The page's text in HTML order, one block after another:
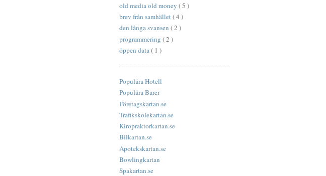
old media old money ( 5 )
brev från samhället( 4 )
den långa svansen ( 2 )
programmering ( 2 )
öppen data( 1 )
Populära Hotell
Populära Barer
Företagskartan.se
Trafikskolekartan.se
Kiropraktorkartan.se
Bilkartan.se
Apotekskartan.se
Bowlingkartan
Spakartan.se